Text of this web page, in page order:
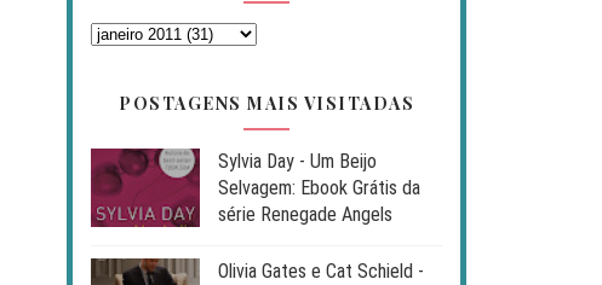
POSTAGENS MAIS VISITADAS
Sylvia Day - Um Beijo
Selvagem: Ebook Grátis da
série Renegade Angels
Olivia Gates e Cat Schield -